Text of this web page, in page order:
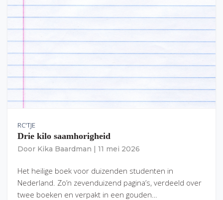
RC'TJE
Drie kilo saamhorigheid
Door Kika Baardman 11 mei 2026
Het heilige boek voor duizenden studenten in
Nederland. Zo’n zevenduizend pagina’s, verdeeld over
twee boeken en verpakt in een gouden…